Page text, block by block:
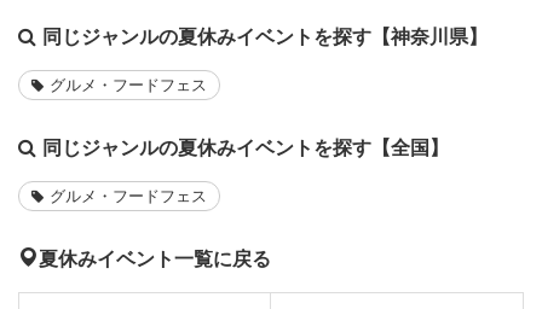
同じジャンルの夏休みイベントを探す【神奈川県】
グルメ・フードフェス
同じジャンルの夏休みイベントを探す【全国】
グルメ・フードフェス
夏休みイベント一覧に戻る